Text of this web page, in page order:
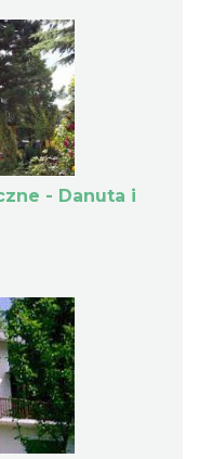
- Danuta i